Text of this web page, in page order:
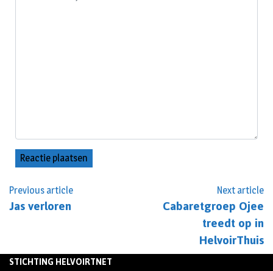
Previous article
Jas verloren
Next article
Cabaretgroep Ojee
treedt op in
HelvoirThuis
STICHTING HELVOIRTNET